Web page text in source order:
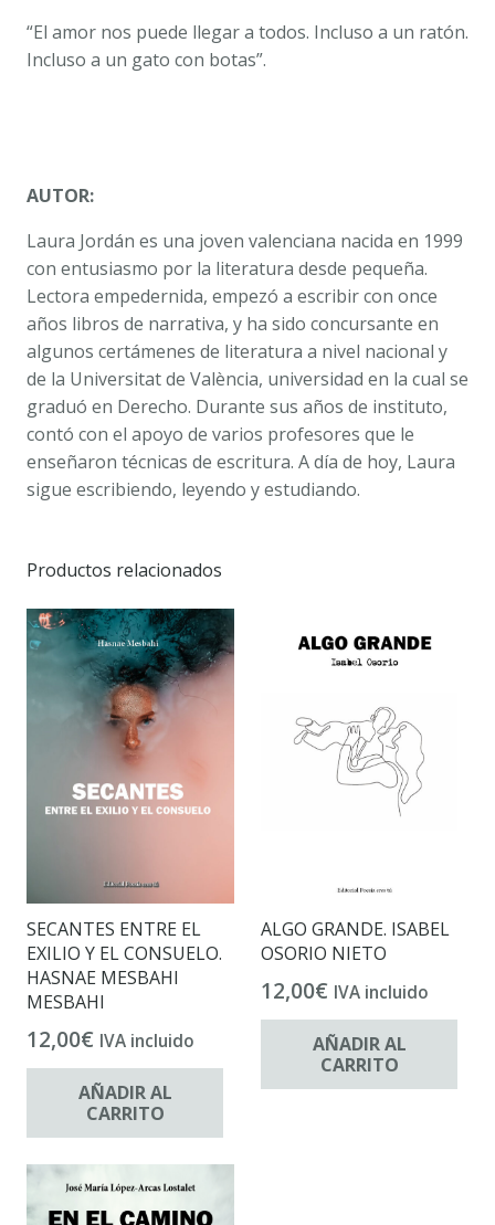
UN
GATO
MARTÍNEZ
“El amor nos puede llegar a todos. Incluso a un ratón.
Incluso a un gato con botas”.
AUTOR:
Laura Jordán es una joven valenciana nacida en 1999
con entusiasmo por la literatura desde pequeña.
Lectora empedernida, empezó a escribir con once
años libros de narrativa, y ha sido concursante en
algunos certámenes de literatura a nivel nacional y
de la Universitat de València, universidad en la cual se
graduó en Derecho. Durante sus años de instituto,
contó con el apoyo de varios profesores que le
enseñaron técnicas de escritura. A día de hoy, Laura
sigue escribiendo, leyendo y estudiando.
Productos relacionados
SECANTES ENTRE EL
EXILIO Y EL CONSUELO.
HASNAE MESBAHI
MESBAHI
12,00€ IVA incluido
AÑADIR AL
CARRITO
ALGO GRANDE. ISABEL
OSORIO NIETO
12,00€ IVA incluido
AÑADIR AL
CARRITO